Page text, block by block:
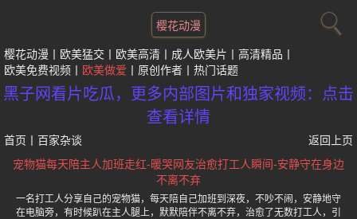
樱花动漫
樱花动漫 欧美猛交 欧美高清 成人欧美片
高清精品
欧美免费视频
欧美做爱 原创作者 热门话题
黑子网看片吃瓜，更多内部图片和独家视频：点击
查看详情
首页 百家杂谈
返回上页
宠物猫每天陪主人加班走红-暖哭网友治愈打工人瞬间-安静守在身边
不离不弃
一名打工人分享自己的宠物猫，每天陪自己加班到深夜，不吵不闹，安静地守
在电脑旁，有时候趴在主人腿上，默默陪伴不离不弃，治愈了无数打工人，引